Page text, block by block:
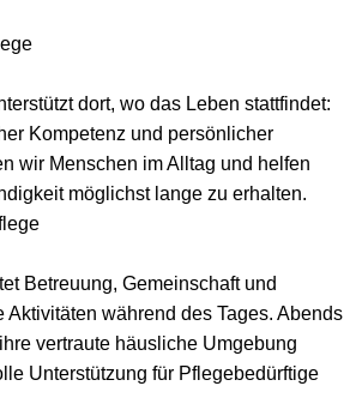
dort, wo das Leben stattfindet:
Kompetenz und persönlicher
wir Menschen im Alltag und helfen
möglichst lange zu erhalten.
Betreuung, Gemeinschaft und
während des Tages. Abends
vertraute häusliche Umgebung
Unterstützung für Pflegebedürftige